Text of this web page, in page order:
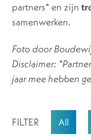
partners* en zijn
samenwerken.
Foto door
Disclaimer:
jaar mee hebben
FILTER All